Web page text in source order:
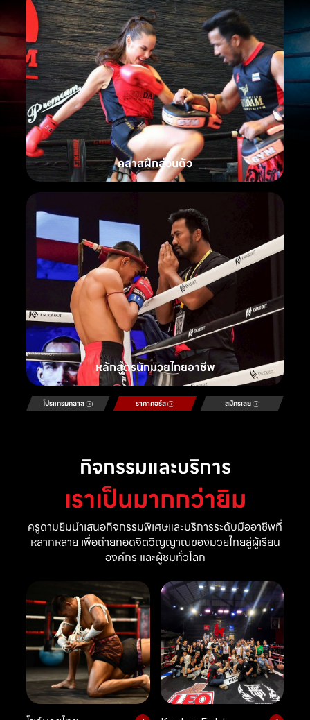
คลาสฝึกส่วนตัว
หลักสูตรนักมวยไทยอาชีพ
โปรแกรมคลาส ราคาคอร์ส สมัครเลย
กิจกรรมและบริการ
เราเป็นมากกว่ายิม
ครูดามยิมนำเสนอกิจกรรมพิเศษและบริการระดับมืออาชีพที่
หลากหลาย เพื่อถ่ายทอดจิตวิญญาณของมวยไทยสู่ผู้เรียน
องค์กร และผู้ชมทั่วโลก